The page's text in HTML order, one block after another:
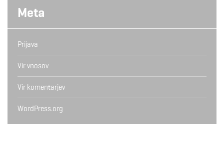
Meta
Prijava
Vir vnosov
Vir komentarjev
WordPress.org